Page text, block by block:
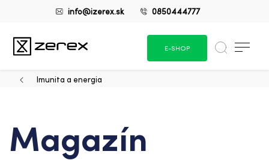
info@izerex.sk 0850444777
E-SHOP
Imunita a energia
Magazín